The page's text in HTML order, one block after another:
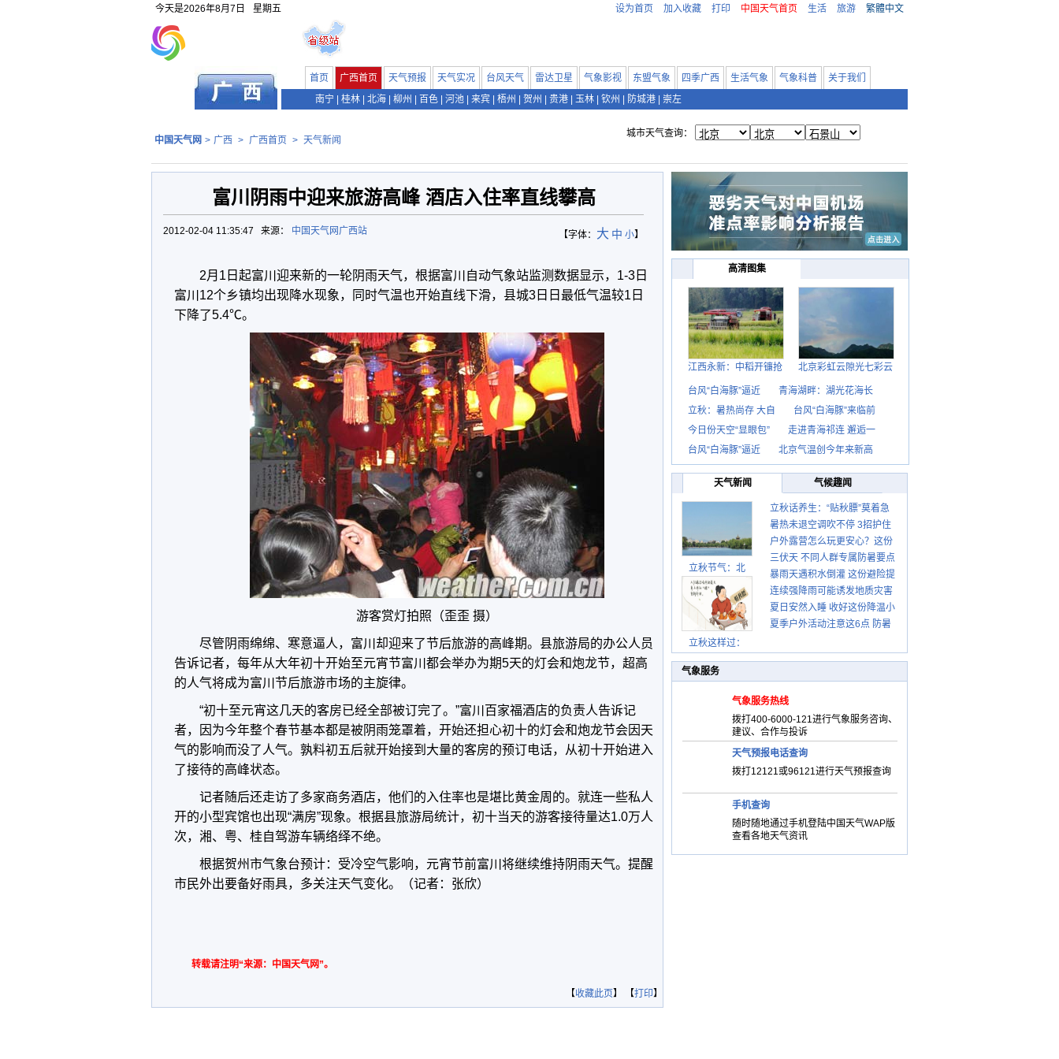
今天是2026年8月7日 星期五 设为首页 加入收藏 打印 中国天气首页 生活 旅游 繁體中文
首页 广西首页 天气预报 天气实况 台风天气 雷达卫星 气象影视 东盟气象 四季广西 生活气象 气象科普
关于我们
南宁
桂林 北海 柳州 百色 河池 来宾 梧州 贺州 贵港 玉林 钦州 防城港 崇左
中国天气网 > 广西 > 广西首页 > 天气新闻
城市天气查询：
富川阴雨中迎来旅游高峰 酒店入住率直线攀高
【字体： 大 中 小】
2012-02-04 11:35:47 来源： 中国天气网广西站
2月1日起富川迎来新的一轮阴雨天气，根据富川自动气象站监测数据显示，1-3日
富川12个乡镇均出现降水现象，同时气温也开始直线下滑，县城3日日最低气温较1日
下降了5.4℃。
游客赏灯拍照（歪歪 摄）
尽管阴雨绵绵、寒意逼人，富川却迎来了节后旅游的高峰期。县旅游局的办公人员
告诉记者，每年从大年初十开始至元宵节富川都会举办为期5天的灯会和炮龙节，超高
的人气将成为富川节后旅游市场的主旋律。
“初十至元宵这几天的客房已经全部被订完了。”富川百家福酒店的负责人告诉记
者，因为今年整个春节基本都是被阴雨笼罩着，开始还担心初十的灯会和炮龙节会因天
气的影响而没了人气。孰料初五后就开始接到大量的客房的预订电话，从初十开始进入
了接待的高峰状态。
记者随后还走访了多家商务酒店，他们的入住率也是堪比黄金周的。就连一些私人
开的小型宾馆也出现“满房”现象。根据县旅游局统计，初十当天的游客接待量达1.0万人
次，湘、粤、桂自驾游车辆络绎不绝。
根据贺州市气象台预计：受冷空气影响，元宵节前富川将继续维持阴雨天气。提醒
市民外出要备好雨具，多关注天气变化。（记者：张欣）
转载请注明“来源：中国天气网”。
【收藏此页】 【打印】
高清图集
江西永新：中稻开镰抢 北京彩虹云隙光七彩云
台风“白海豚”逼近
青海湖畔：湖光花海长
立秋：暑热尚存 大自
台风“白海豚”来临前
今日份天空“显眼包”
走进青海祁连 邂逅一
台风“白海豚”逼近
北京气温创今年来新高
天气新闻 气候趣闻
立秋节气：北
立秋这样过：
立秋话养生：“贴秋膘”莫着急
先清暑再防燥
暑热未退空调吹不停 3招护住
肩颈不酸痛
户外露营怎么玩更安心？这份
攻略请收好
三伏天 不同人群专属防暑要点
请收好
暴雨天遇积水倒灌 这份避险提
示请收好
连续强降雨可能诱发地质灾害
这些前兆要知道
夏日安然入睡 收好这份降温小
贴士
夏季户外活动注意这6点 防暑
气象服务
气象服务热线
拨打400-6000-121进行气象服务咨询、
建议、合作与投诉
天气预报电话查询
拨打12121或96121进行天气预报查询
手机查询
随时随地通过手机登陆中国天气WAP版
查看各地天气资讯